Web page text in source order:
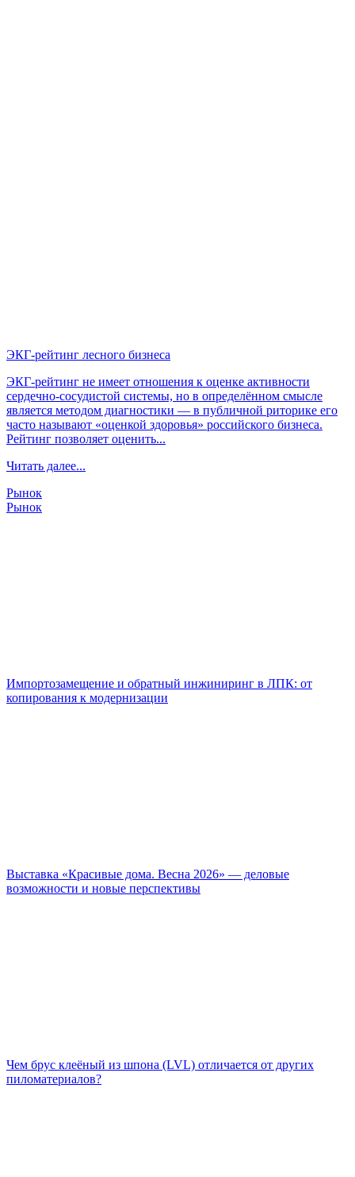
ЭКГ-рейтинг лесного бизнеса
ЭКГ-рейтинг не имеет отношения к оценке активности
сердечно-сосудистой системы, но в определённом смысле
является методом диагностики — в публичной риторике его
часто называют «оценкой здоровья» российского бизнеса.
Рейтинг позволяет оценить...
Читать далее...
Рынок
Рынок
Импортозамещение и обратный инжиниринг в ЛПК: от
копирования к модернизации
Выставка «Красивые дома. Весна 2026» — деловые
возможности и новые перспективы
Чем брус клеёный из шпона (LVL) отличается от других
пиломатериалов?